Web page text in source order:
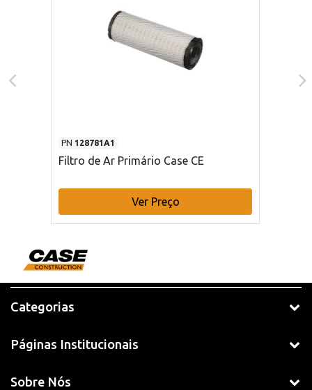
PN 128781A1
Filtro de Ar Primário Case CE
Ver Preço
Categorias
Páginas Institucionais
Sobre Nós